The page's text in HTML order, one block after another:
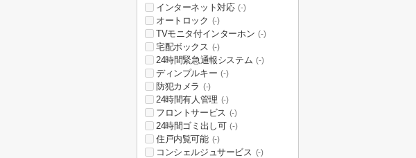
インターネット対応 (-)
オートロック (-)
TVモニタ付インターホン (-)
宅配ボックス (-)
24時間緊急通報システム (-)
ディンプルキー (-)
防犯カメラ (-)
24時間有人管理 (-)
フロントサービス (-)
24時間ゴミ出し可 (-)
住戸内覧可能 (-)
コンシェルジュサービス (-)